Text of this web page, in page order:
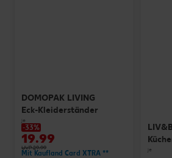
DOMOPAK LIVING
Eck-Kleiderständer
je
-33%
19.99
UVP 29.99
Mit Kaufland Card XTRA **
je